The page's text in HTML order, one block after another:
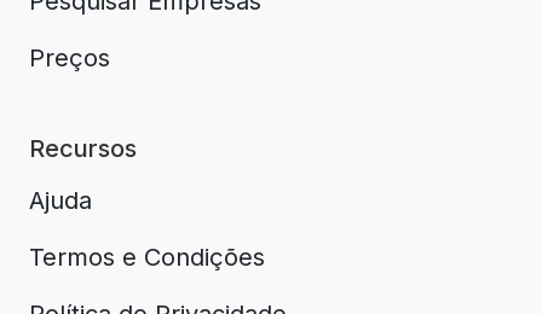
Preços
Recursos
Ajuda
Termos e Condições